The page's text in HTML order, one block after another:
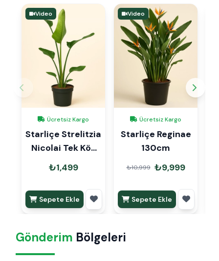
Video
Ücretsiz Kargo
Starliçe Strelitzia
Nicolai Tek Kök
100cm
₺1,499
Sepete Ekle
Video
Ücretsiz Kargo
Starliçe Reginae
130cm
₺10,999 ₺9,999
Sepete Ekle
Gönderim Bölgeleri